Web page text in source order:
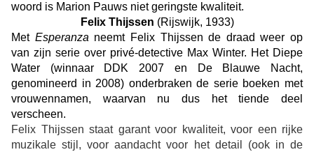
woord is Marion Pauws niet geringste kwaliteit.
Felix Thijssen (Rijswijk, 1933)
Met Esperanza neemt Felix Thijssen de draad weer op
van zijn serie over privé-detective Max Winter. Het Diepe
Water (winnaar DDK 2007 en De Blauwe Nacht,
genomineerd in 2008) onderbraken de serie boeken met
vrouwennamen, waarvan nu dus het tiende deel
verscheen.
Felix Thijssen staat garant voor kwaliteit, voor een rijke
muzikale stijl, voor aandacht voor het detail (ook in de